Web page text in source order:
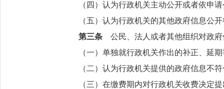
（四）认为行政机关主动公开或者依申
（五）认为行政机关的其他政府信息公
第三条 公民、法人或者其他组织对政府
（一）单独就行政机关作出的补正、延
（二）认为行政机关提供的政府信息不
（三）在缴费期内对行政机关收费决定